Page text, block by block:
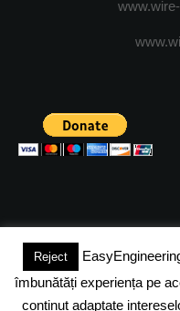
(c) 2024 -
DESPRE NOI
Reject
îmbunătăți experiența pe
conținut adaptate